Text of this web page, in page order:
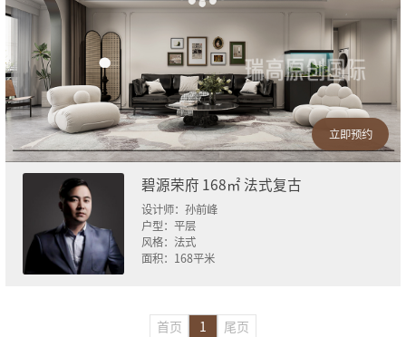
立即预约
碧源荣府 168㎡ 法式复古
设计师： 孙前峰
户型： 平层
风格：
法式
面积：
168平米
首页 1 尾页